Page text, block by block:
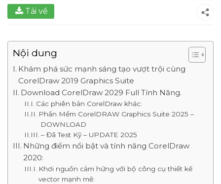
Tải về
Nội dung
Khám phá sức mạnh sáng tạo vượt trội cùng
CorelDraw 2019 Graphics Suite
Download CorelDraw 2029 Full Tính Năng.
Các phiên bản CorelDraw khác:
Phần Mềm CorelDRAW Graphics Suite 2025 –
DOWNLOAD
– Đã Test Kỹ – UPDATE 2025
Những điểm nổi bật và tính năng CorelDraw
2020:
Khơi nguồn cảm hứng với bộ công cụ thiết kế
vector mạnh mẽ: